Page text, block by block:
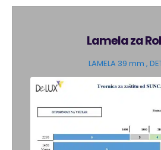
Lamela za
LAMELA 39 mm ,